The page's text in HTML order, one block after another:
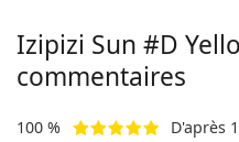
Izipizi Sun #D
commentaires
100 % D'après